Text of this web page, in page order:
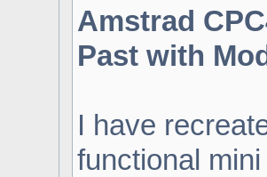
Amstrad
Past with
I have
functional